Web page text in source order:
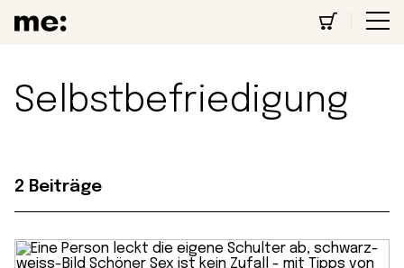
Selbstbefriedigung
2 Beiträge